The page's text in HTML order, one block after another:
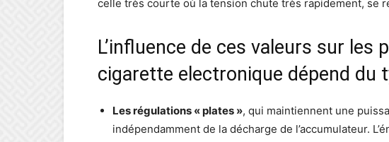
celle très courte où la tension chute très rapidement, se
L’influence de ces valeurs sur les
cigarette electronique dépend du
Les régulations « plates », qui maintiennent une
indépendamment de la décharge de l’accumulateur.